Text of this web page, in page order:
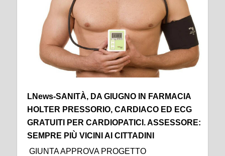
LNews-SANITÀ, DA GIUGNO IN FARMACIA
HOLTER PRESSORIO, CARDIACO ED ECG
GRATUITI PER CARDIOPATICI. ASSESSORE:
SEMPRE PIÙ VICINI AI CITTADINI
GIUNTA APPROVA PROGETTO